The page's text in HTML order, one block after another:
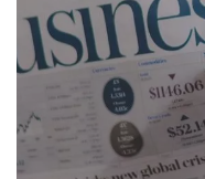
semiconductor
professional